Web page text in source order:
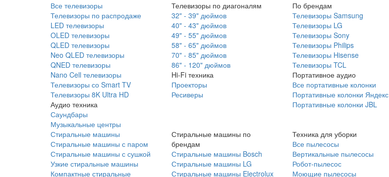
Все телевизоры
Телевизоры по распродаже
LED телевизоры
OLED телевизоры
QLED телевизоры
Neo QLED телевизоры
QNED телевизоры
Nano Cell телевизоры
Телевизоры со Smart TV
Телевизоры 8K Ultra HD
Аудио техника
Саундбары
Музыкальные центры
Телевизоры по диагоналям
32" - 39" дюймов
40" - 43" дюймов
49" - 55" дюймов
58" - 65" дюймов
70" - 85" дюймов
86" - 120" дюймов
Hi-Fi техника
Проекторы
Ресиверы
По брендам
Телевизоры Samsung
Телевизоры LG
Телевизоры Sony
Телевизоры Philips
Телевизоры Hisense
Телевизоры TCL
Портативное аудио
Все портативные колонки
Портативные колонки Яндекс
Портативные колонки JBL
Стиральные машины
Стиральные машины с паром
Стиральные машины с сушкой
Узкие стиральные машины
Компактные стиральные
Стиральные машины по
брендам
Стиральные машины Bosch
Стиральные машины LG
Стиральные машины Electrolux
Техника для уборки
Все пылесосы
Вертикальные пылесосы
Робот-пылесос
Моющие пылесосы